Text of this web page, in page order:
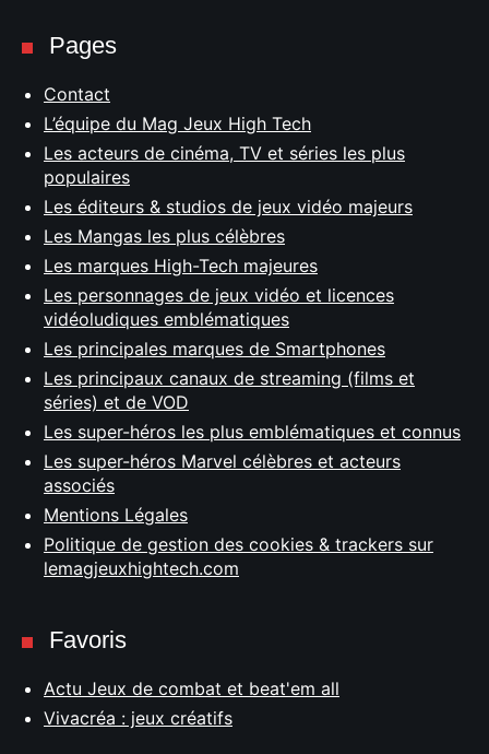
Pages
Contact
L’équipe du Mag Jeux High Tech
Les acteurs de cinéma, TV et séries les plus
populaires
Les éditeurs & studios de jeux vidéo majeurs
Les Mangas les plus célèbres
Les marques High-Tech majeures
Les personnages de jeux vidéo et licences
vidéoludiques emblématiques
Les principales marques de Smartphones
Les principaux canaux de streaming (films et
séries) et de VOD
Les super-héros les plus emblématiques et connus
Les super-héros Marvel célèbres et acteurs
associés
Mentions Légales
Politique de gestion des cookies & trackers sur
lemagjeuxhightech.com
Favoris
Actu Jeux de combat et beat'em all
Vivacréa : jeux créatifs